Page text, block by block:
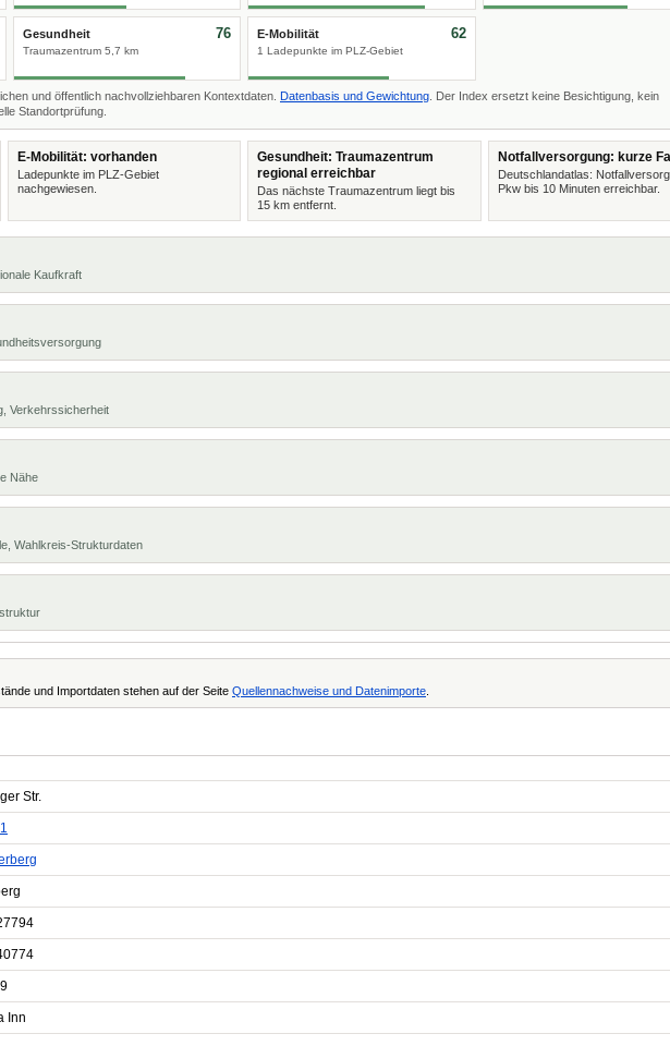
Gesundheit
Traumazentrum 5,7 km
76 E-Mobilität
1 Ladepunkte im PLZ-Gebiet
62
und öffentlich nachvollziehbaren Kontextdaten. Datenbasis und Gewichtung . Der Index ersetzt keine Besichtigung, kein
Standortprüfung.
E-Mobilität: vorhanden
Ladepunkte im PLZ-Gebiet
nachgewiesen.
Gesundheit: Traumazentrum
regional erreichbar
Das nächste Traumazentrum liegt bis
15 km entfernt.
Notfallversorgung: kurze
Deutschlandatlas:
Pkw bis 10 Minuten erreichbar.
Kaufkraft
Verkehrssicherheit
Nähe
Wahlkreis-Strukturdaten
und Importdaten stehen auf der Seite Quellennachweise und Datenimporte
Str.
Inn